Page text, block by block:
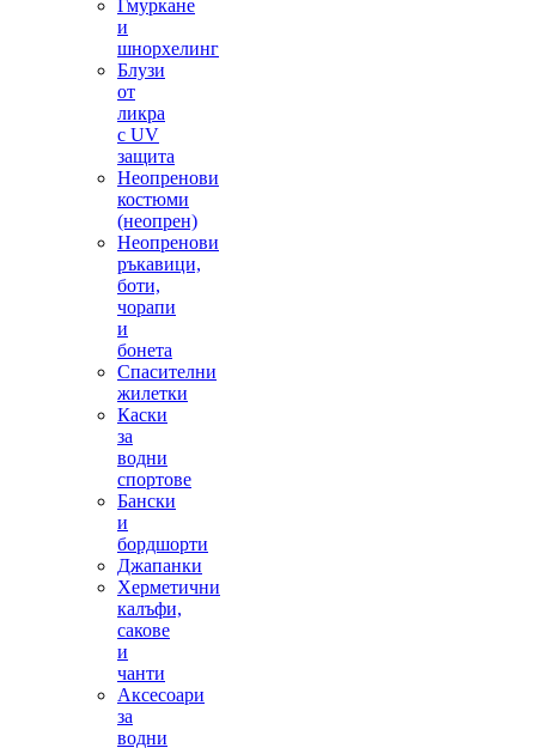
Гмуркане
и
шнорхелинг
Блузи
от
ликра
с UV
защита
Неопренови
костюми
(неопрен)
Неопренови
ръкавици,
боти,
чорапи
и
бонета
Спасителни
жилетки
Каски
за
водни
спортове
Бански
и
бордшорти
Джапанки
Херметични
калъфи,
сакове
и
чанти
Аксесоари
за
водни